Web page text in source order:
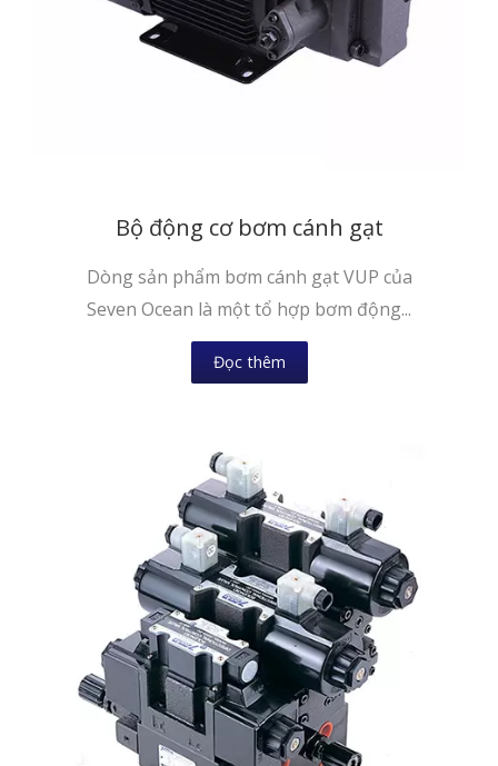
Bộ động cơ bơm cánh gạt
Dòng sản phẩm bơm cánh gạt VUP của
Seven Ocean là một tổ hợp bơm động...
Đọc thêm